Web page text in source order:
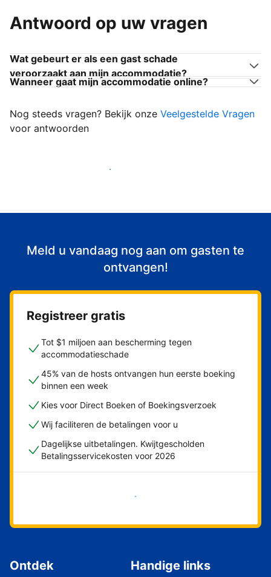
Antwoord op uw vragen
Wat gebeurt er als een gast schade
veroorzaakt aan mijn accommodatie?
Wanneer gaat mijn accommodatie online?
Nog steeds vragen? Bekijk onze Veelgestelde Vragen
voor antwoorden
Begin met het verwelkomen van gasten
Meld u vandaag nog aan om gasten te
ontvangen!
Registreer gratis
Tot $1 miljoen aan bescherming tegen
accommodatieschade
45% van de hosts ontvangen hun eerste boeking
binnen een week
Kies voor Direct Boeken of Boekingsverzoek
Wij faciliteren de betalingen voor u
Dagelijkse uitbetalingen. Kwijtgescholden
Betalingsservicekosten voor 2026
Nu meteen beginnen
Ontdek Handige links